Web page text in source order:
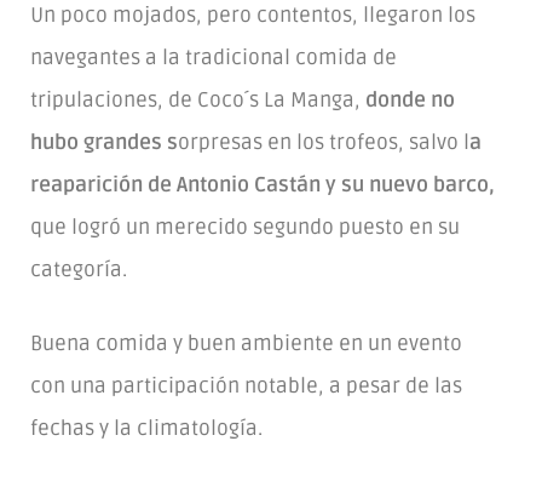
Un poco mojados, pero contentos, llegaron los
navegantes a la tradicional comida de
tripulaciones, de Coco´s La Manga, donde no
hubo grandes sorpresas en los trofeos, salvo la
reaparición de Antonio Castán y su nuevo barco,
que logró un merecido segundo puesto en su
categoría.
Buena comida y buen ambiente en un evento
con una participación notable, a pesar de las
fechas y la climatología.